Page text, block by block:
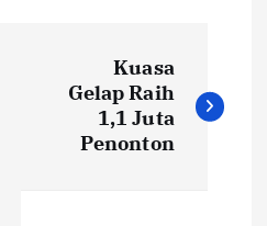
Kuasa
Gelap Raih
1,1 Juta
Penonton